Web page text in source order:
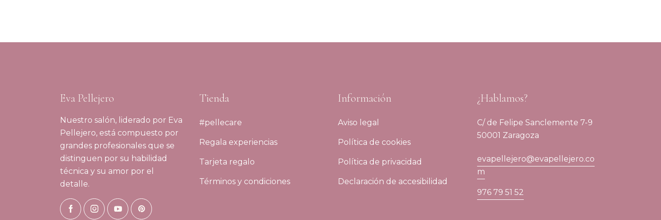
Eva Pellejero
Nuestro salón, liderado por Eva
Pellejero, está compuesto por
grandes profesionales que se
distinguen por su habilidad
técnica y su amor por el
detalle.
Tienda
#pellecare
Regala experiencias
Tarjeta regalo
Términos y condiciones
Información
Aviso legal
Política de cookies
Política de privacidad
Declaración de accesibilidad
¿Hablamos?
C/ de Felipe Sanclemente 7-9
50001 Zaragoza
evapellejero@evapellejero.co
m
976 79 51 52